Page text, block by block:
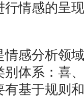
情感的呈
感分析领域
体系：喜
基于规则